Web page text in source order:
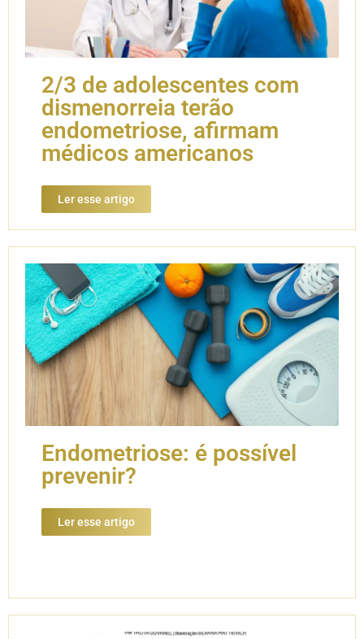
2/3 de adolescentes com
dismenorreia terão
endometriose, afirmam
médicos americanos
Ler esse artigo
Endometriose: é possível
prevenir?
Ler esse artigo